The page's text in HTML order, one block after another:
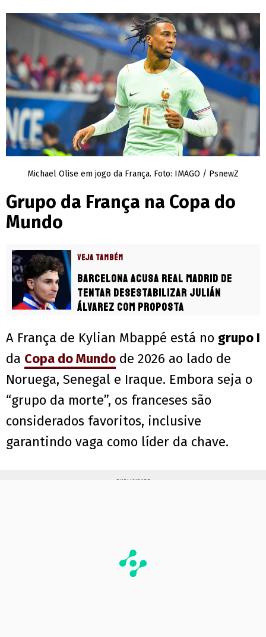
Michael Olise em jogo da França. Foto: IMAGO / PsnewZ
Grupo da França na Copa do
Mundo
VEJA TAMBÉM
Barcelona acusa Real Madrid de
tentar desestabilizar Julián
Álvarez com proposta
A França de Kylian Mbappé está no grupo I
da Copa do Mundo de 2026 ao lado de
Noruega, Senegal e Iraque. Embora seja o
“grupo da morte”, os franceses são
considerados favoritos, inclusive
garantindo vaga como líder da chave.
PUBLICIDADE